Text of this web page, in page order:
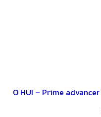
O HUI – Prime